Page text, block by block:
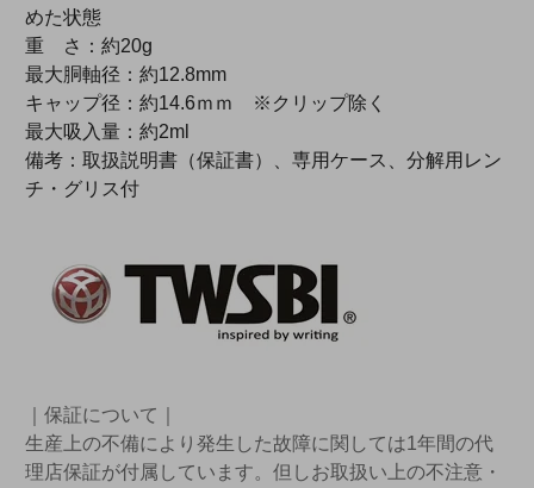
めた状態
重 さ：約20g
最大胴軸径：約12.8mm
キャップ径：約14.6ｍｍ ※クリップ除く
最大吸入量：約2ml
備考：取扱説明書（保証書）、専用ケース、分解用レン
チ・グリス付
｜保証について｜
生産上の不備により発生した故障に関しては1年間の代
理店保証が付属しています。但しお取扱い上の不注意・